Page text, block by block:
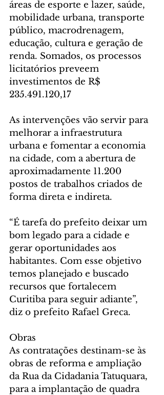
áreas de esporte e lazer, saúde,
mobilidade urbana, transporte
público, macrodrenagem,
educação, cultura e geração de
renda. Somados, os processos
licitatórios preveem
investimentos de R$
235.491.120,17
As intervenções vão servir para
melhorar a infraestrutura
urbana e fomentar a economia
na cidade, com a abertura de
aproximadamente 11.200
postos de trabalhos criados de
forma direta e indireta.
“É tarefa do prefeito deixar um
bom legado para a cidade e
gerar oportunidades aos
habitantes. Com esse objetivo
temos planejado e buscado
recursos que fortalecem
Curitiba para seguir adiante”,
diz o prefeito Rafael Greca.
Obras
As contratações destinam-se às
obras de reforma e ampliação
da Rua da Cidadania Tatuquara,
para a implantação de quadra